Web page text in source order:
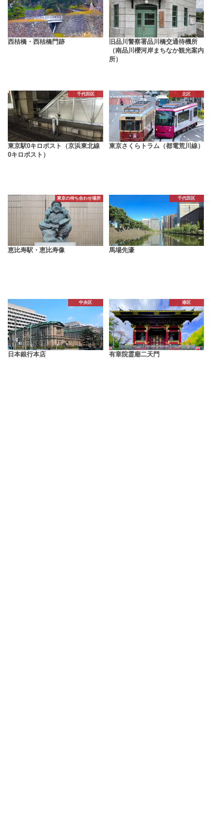
西桔橋・西桔橋門跡
旧品川警察署品川橋交通待機所
（南品川櫻河岸まちなか観光案内
所）
千代田区
東京駅0キロポスト（京浜東北線
0キロポスト）
北区
東京さくらトラム（都電荒川線）
東京の待ち合わせ場所
恵比寿駅・恵比寿像
千代田区
馬場先濠
中央区
日本銀行本店
港区
有章院霊廟二天門